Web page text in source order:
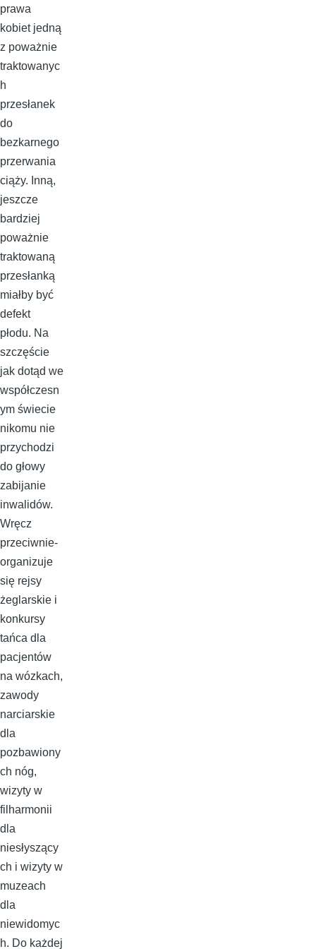
prawa
kobiet jedną
z poważnie
traktowanyc
h
przesłanek
do
bezkarnego
przerwania
ciąży. Inną,
jeszcze
bardziej
poważnie
traktowaną
przesłanką
miałby być
defekt
płodu. Na
szczęście
jak dotąd we
współczesn
ym świecie
nikomu nie
przychodzi
do głowy
zabijanie
inwalidów.
Wręcz
przeciwnie-
organizuje
się rejsy
żeglarskie i
konkursy
tańca dla
pacjentów
na wózkach,
zawody
narciarskie
dla
pozbawiony
ch nóg,
wizyty w
filharmonii
dla
niesłyszący
ch i wizyty w
muzeach
dla
niewidomyc
h. Do każdej